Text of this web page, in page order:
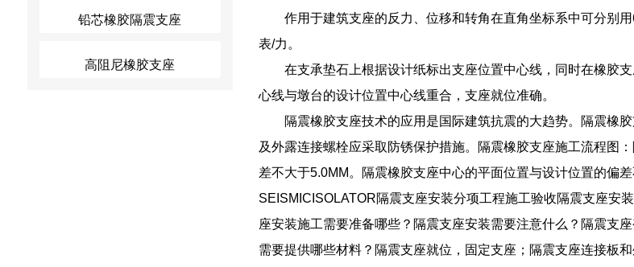
铅芯橡胶隔震支座
高阻尼橡胶支座
作用于建筑支座的反力、位移和转角在直角坐标系中可分别
表/力。
在支承垫石上根据设计纸标出支座位置中心线，同时在橡胶
心线与墩台的设计位置中心线重合，支座就位准确。
隔震橡胶支座技术的应用是国际建筑抗震的大趋势。隔震橡
及外露连接螺栓应采取防锈保护措施。隔震橡胶支座施工流程图
差不大于5.0MM。隔震橡胶支座中心的平面位置与设计位置的偏
SEISMICISOLATOR隔震支座安装分项工程施工验收隔震支座安
座安装施工需要准备哪些？隔震支座安装需要注意什么？隔震支
需要提供哪些材料？隔震支座就位，固定支座；隔震支座连接板